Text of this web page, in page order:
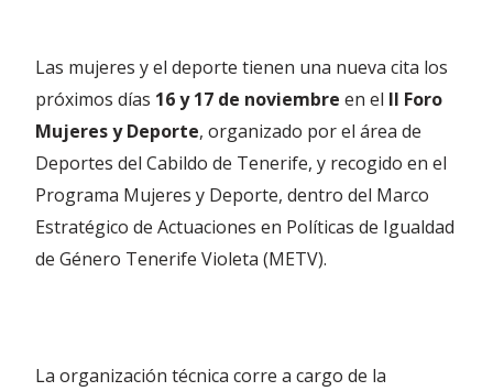
Las mujeres y el deporte tienen una nueva cita los
próximos días 16 y 17 de noviembre en el II Foro
Mujeres y Deporte, organizado por el área de
Deportes del Cabildo de Tenerife, y recogido en el
Programa Mujeres y Deporte, dentro del Marco
Estratégico de Actuaciones en Políticas de Igualdad
de Género Tenerife Violeta (METV).
La organización técnica corre a cargo de la